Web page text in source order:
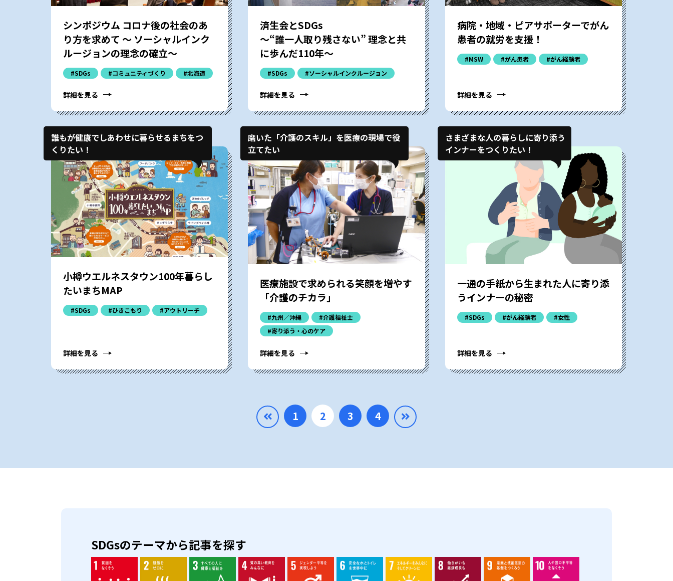
シンポジウム コロナ後の社会のあ
り方を求めて ～ ソーシャルインク
ルージョンの理念の確立～
#SDGs #コミュニティづくり #北海道
詳細を見る
済生会とSDGs
〜“誰一人取り残さない” 理念と共
に歩んだ110年〜
#SDGs #ソーシャルインクルージョン
詳細を見る
病院・地域・ピアサポーターでがん
患者の就労を支援！
#MSW #がん患者 #がん経験者
詳細を見る
誰もが健康でしあわせに暮らせるまちをつ
くりたい！
小樽ウエルネスタウン100年暮らし
たいまちMAP
#SDGs #ひきこもり #アウトリーチ
詳細を見る
磨いた「介護のスキル」を医療の現場で役
立てたい
医療施設で求められる笑顔を増やす
「介護のチカラ」
#九州／沖縄
#介護福祉士
#寄り添う・心のケア
詳細を見る
さまざまな人の暮らしに寄り添う
インナーをつくりたい！
一通の手紙から生まれた人に寄り添
うインナーの秘密
#SDGs #がん経験者 #女性
詳細を見る
1 2 3 4
SDGsのテーマから記事を探す